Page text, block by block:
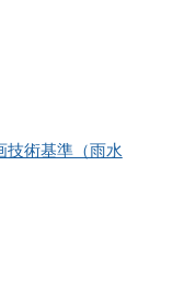
技術基準（雨水